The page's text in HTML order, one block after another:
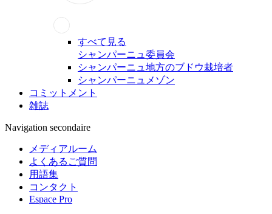
すべて見る
シャンパーニュ委員会
シャンパーニュ地方のブドウ栽培者
シャンパーニュメゾン
コミットメント
雑誌
Navigation secondaire
メディアルーム
よくあるご質問
用語集
コンタクト
Espace Pro